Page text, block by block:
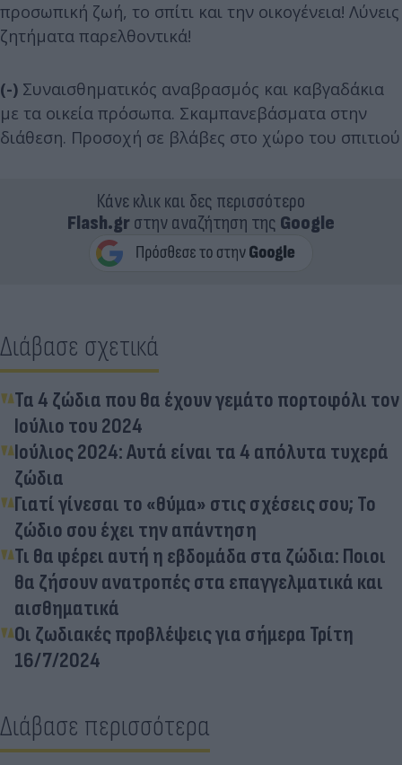
προσωπική ζωή, το σπίτι και την οικογένεια! Λύνεις
ζητήματα παρελθοντικά!
(-) Συναισθηματικός αναβρασμός και καβγαδάκια
με τα οικεία πρόσωπα. Σκαμπανεβάσματα στην
διάθεση. Προσοχή σε βλάβες στο χώρο του σπιτιού
Κάνε κλικ και δες περισσότερο
Flash.grστην αναζήτηση της Google
Διάβασε σχετικά
Τα 4 ζώδια που θα έχουν γεμάτο πορτοφόλι τον
Ιούλιο του 2024
Ιούλιος 2024: Αυτά είναι τα 4 απόλυτα τυχερά
ζώδια
Γιατί γίνεσαι το «θύμα» στις σχέσεις σου; Το
ζώδιο σου έχει την απάντηση
Τι θα φέρει αυτή η εβδομάδα στα ζώδια: Ποιοι
θα ζήσουν ανατροπές στα επαγγελματικά και
αισθηματικά
Οι ζωδιακές προβλέψεις για σήμερα Τρίτη
16/7/2024
Διάβασε περισσότερα